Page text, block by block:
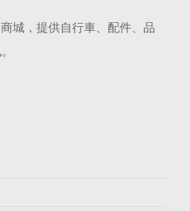
城，提供自行車、配件、品